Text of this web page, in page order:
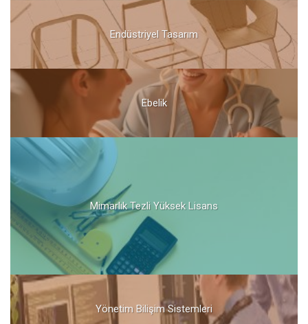
Endüstriyel Tasarım
Ebelik
Mimarlık Tezli Yüksek Lisans
Yönetim Bilişim Sistemleri